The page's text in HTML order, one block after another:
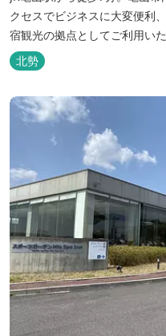
クセスでビジネスに大変便利
宿観光の拠点としてご利用い
ス）、無料駐車場付で低価格
北勢